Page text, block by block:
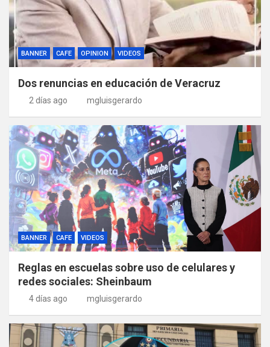
BANNER CAFE OPINION VIDEOS
Dos renuncias en educación de Veracruz
2 días ago mgluisgerardo
BANNER CAFE VIDEOS
Reglas en escuelas sobre uso de celulares y
redes sociales: Sheinbaum
4 días ago mgluisgerardo